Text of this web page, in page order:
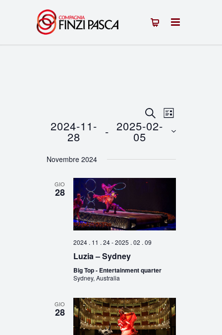
Eventi
Ricerca
e
viste
CERCAEvento
Viste
LISTA
2024-11-
28 - 2025-02-
05
la
Novembre 2024
GIO
28
2024 . 11 . 24-2025 . 02 . 09
Luzia – Sydney
Big Top - Entertainment quarter
Sydney, Australia
GIO
28